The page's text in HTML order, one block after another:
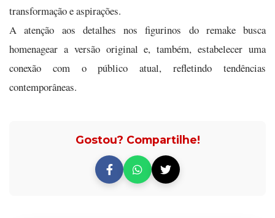
transformação e aspirações.
A atenção aos detalhes nos figurinos do remake busca
homenagear a versão original e, também, estabelecer uma
conexão com o público atual, refletindo tendências
contemporâneas.
Gostou? Compartilhe!